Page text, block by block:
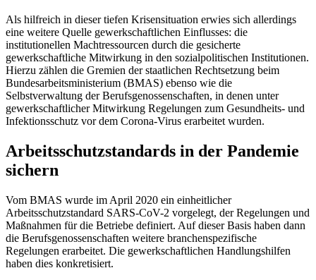
Als hilfreich in dieser tiefen Krisensituation erwies sich allerdings
eine weitere Quelle gewerkschaftlichen Einflusses: die
institutionellen Machtressourcen durch die gesicherte
gewerkschaftliche Mitwirkung in den sozialpolitischen Institutionen.
Hierzu zählen die Gremien der staatlichen Rechtsetzung beim
Bundesarbeitsministerium (BMAS) ebenso wie die
Selbstverwaltung der Berufsgenossenschaften, in denen unter
gewerkschaftlicher Mitwirkung Regelungen zum Gesundheits- und
Infektionsschutz vor dem Corona-Virus erarbeitet wurden.
Arbeitsschutzstandards in der Pandemie
sichern
Vom BMAS wurde im April 2020 ein einheitlicher
Arbeitsschutzstandard SARS-CoV-2 vorgelegt, der Regelungen und
Maßnahmen für die Betriebe definiert. Auf dieser Basis haben dann
die Berufsgenossenschaften weitere branchenspezifische
Regelungen erarbeitet. Die gewerkschaftlichen Handlungshilfen
haben dies konkretisiert.